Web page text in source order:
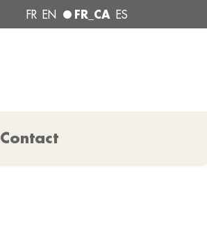
FR EN FR_CA ES
Contact